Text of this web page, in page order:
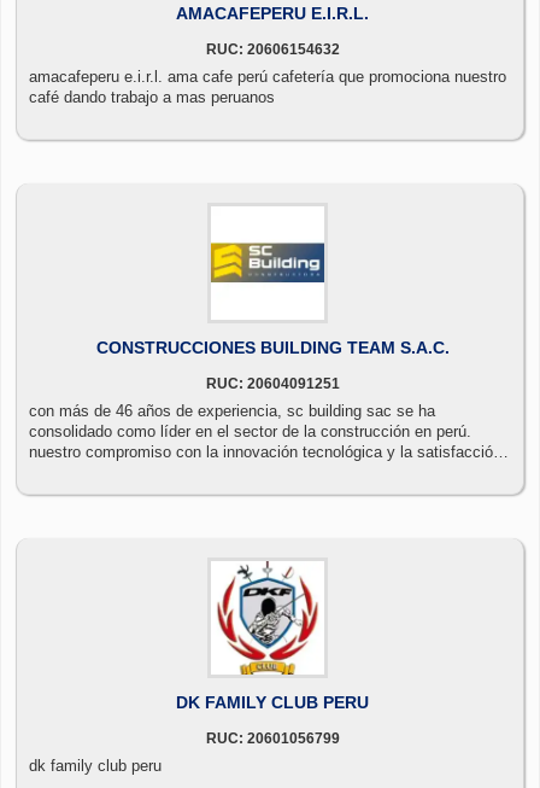
AMACAFEPERU E.I.R.L.
RUC: 20606154632
amacafeperu e.i.r.l. ama cafe perú cafetería que promociona nuestro
café dando trabajo a mas peruanos
CONSTRUCCIONES BUILDING TEAM S.A.C.
RUC: 20604091251
con más de 46 años de experiencia, sc building sac se ha
consolidado como líder en el sector de la construcción en perú.
nuestro compromiso con la innovación tecnológica y la satisfacción
cómo podemos hacer realidad tus proyectos!
DK FAMILY CLUB PERU
RUC: 20601056799
dk family club peru